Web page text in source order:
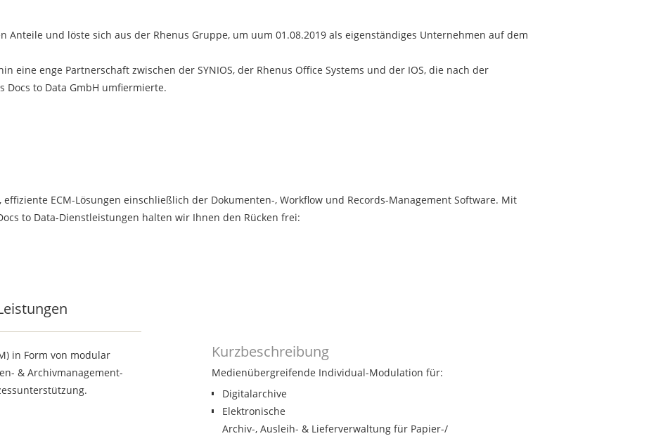
Anteile und löste sich aus der Rhenus Gruppe, um uum 01.08.2019 als eigenständiges Unternehmen auf dem
eine enge Partnerschaft zwischen der SYNIOS, der Rhenus Office Systems und der IOS, die nach der
Docs to Data GmbH umfiermierte.
ECM-Lösungen einschließlich der Dokumenten-, Workflow und Records-Management Software. Mit
to Data-Dienstleistungen halten wir Ihnen den Rücken frei:
in Form von modular
& Archivmanagement-
Kurzbeschreibung
Medienübergreifende Individual-Modulation für:
Digitalarchive
Elektronische
Archiv-, Ausleih- & Lieferverwaltung für Papier-/